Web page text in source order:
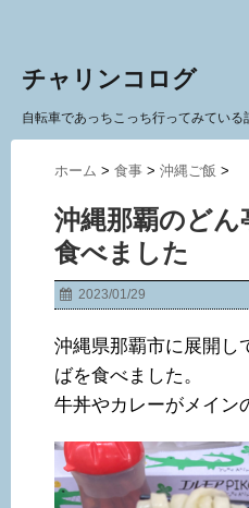
チャリンコログ
自転車であっちこっち行ってみてい
ホーム > 食事 > 沖縄ご飯 >
沖縄那覇のど
食べました
2023/01/29
沖縄県那覇市に展開し
ばを食べました。
牛丼やカレーがメイン